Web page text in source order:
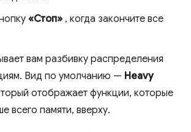
«Стоп» , когда закончите все
вам разбивку распределения
Вид по умолчанию — Heavy
отображает функции, которые
всего памяти, вверху.